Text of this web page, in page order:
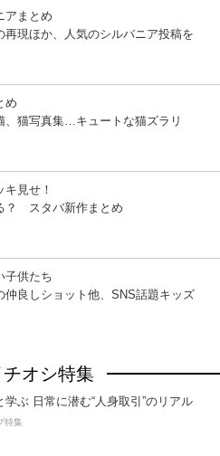
アまとめ
再現ほか、人気のシルバニア投稿を
め
、猫写真集…キュートな猫ズラリ
見せ！
？ スタバ新作まとめ
子供たち
仲良しショット他、SNS話題キッズ
オシ特集
学ぶ 日常に潜む“人身取引”のリアル
特集